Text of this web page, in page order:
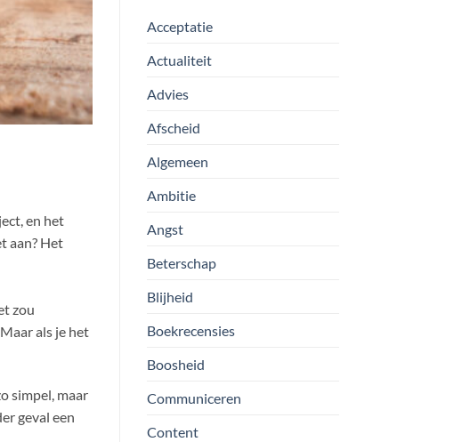
en het
aan? Het
zou
als je het
simpel, maar
geval een
Acceptatie
Actualiteit
Advies
Afscheid
Algemeen
Ambitie
Angst
Beterschap
Blijheid
Boekrecensies
Boosheid
Communiceren
Content